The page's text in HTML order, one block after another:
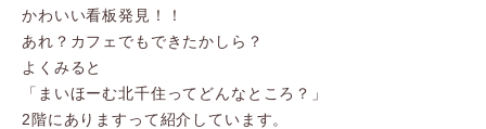
かわいい看板発見！！
あれ？カフェでもできたかしら？
よくみると
「まいほーむ北千住ってどんなところ？」
2階にありますって紹介しています。